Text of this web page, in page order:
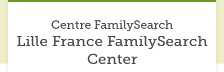
Centre FamilySearch
Lille France FamilySearch
Center